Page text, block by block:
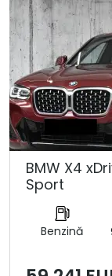
BMW X4
Sport
Benzină